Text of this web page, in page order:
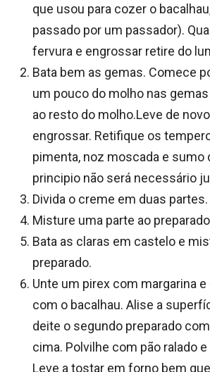
que usou para cozer o
passado por um passador).
fervura e engrossar retire do
Bata bem as gemas. Comece
um pouco do molho nas
ao resto do molho.Leve de
engrossar. Retifique os
pimenta, noz moscada e sumo
principio não será necessário
Divida o creme em duas partes.
Misture uma parte ao
Bata as claras em castelo e
preparado.
Unte um pirex com margarina
com o bacalhau. Alise a
deite o segundo preparado
cima. Polvilhe com pão ralado
Leve a tostar em forno bem